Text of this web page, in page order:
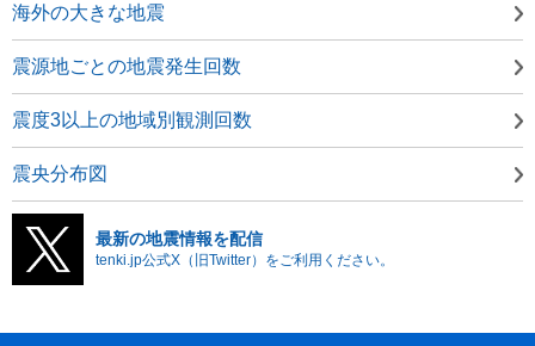
海外の大きな地震
震源地ごとの地震発生回数
震度3以上の地域別観測回数
震央分布図
最新の地震情報を配信
tenki.jp公式X（旧Twitter）をご利用ください。